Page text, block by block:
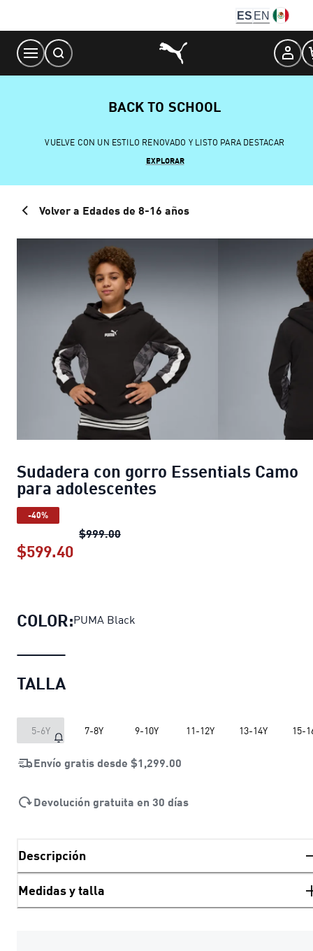
Content
ES EN
BACK TO SCHOOL
VUELVE CON UN ESTILO RENOVADO Y LISTO PARA DESTACAR
EXPLORAR
Volver a Edades de 8-16 años
Sudadera con gorro Essentials Camo
para adolescentes
-40%
$999.00Sudadera con gorro Essentials
$599.40
COLOR:PUMA Black
TALLA
5-6Y 7-8Y 9-10Y 11-12Y 13-14Y 15-
Envío gratis desde $1,299.00
Devolución gratuita en 30 días
Descripción
Medidas y talla